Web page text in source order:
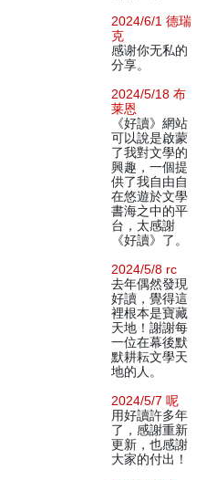
2024/6/1 德瑞
克
感谢你无私的
分享。
2024/5/18 布
莱恩
《好讀》網站
可以說是啟蒙
了我對文學的
興趣，一個提
供了我自由自
在悠遊於文學
書海之中的平
台，太感謝
《好讀》了。
2024/5/8 rc
去年偶然發現
好讀，覺得這
裡根本是寶藏
天地！謝謝每
一位在幕後默
默耕耘文學天
地的人。
2024/5/7 呢
用好讀許多年
了，感謝重新
更新，也感謝
大家的付出！